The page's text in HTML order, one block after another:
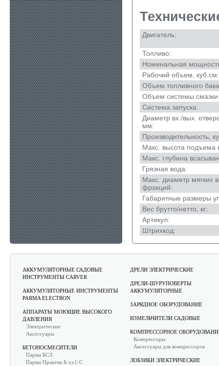
Двигатель:
Топливо:
Номинальная
Рабочий объем, куб.см:
Объем топливного
Объем системы смазки
Система запуска:
Диаметр вх./вых.
мм:
Производительность,
Макс. высота подъема
Макс. глубина
Грязная вода:
Макс. диаметр мягких
фракций:
Габаритные размеры
Вес брутто/нетто, кг:
Артикул:
Штрихкод:
АККУМУЛЯТОРНЫЕ САДОВЫЕ
ИНСТРУМЕНТЫ CARVER
АККУМУЛЯТОРНЫЕ ИНСТРУМЕНТЫ
PARMA ELECTRON
АППАРАТЫ МОЮЩИЕ ВЫСОКОГО
ДАВЛЕНИЯ
Электрические
Аксессуары
БЕТОНОСМЕСИТЕЛИ
Парма БСЛ
Парма Практик Б-хх1-С
ДРЕЛИ ЭЛЕКТРИЧЕСКИЕ
ДРЕЛИ-ШУРУПОВЕРТЫ
АККУМУЛЯТОРНЫЕ
ЗАРЯДНОЕ ОБОРУДОВАНИЕ
ИЗМЕЛЬЧИТЕЛИ САДОВЫЕ
КОМПРЕССОРНОЕ
Компрессоры
Аксессуары для компрессоров
ЛОБЗИКИ ЭЛЕКТРИЧЕСКИЕ